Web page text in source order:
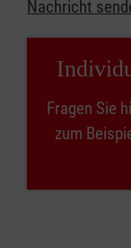
Nachricht
Fragen Sie
zum